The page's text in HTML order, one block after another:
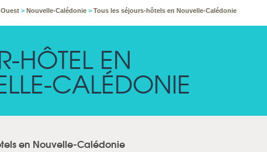
> Nouvelle-Calédonie > Tous les séjours-hôtels en Nouvelle-Calédonie
HÔTEL EN
CALÉDONIE
en Nouvelle-Calédonie